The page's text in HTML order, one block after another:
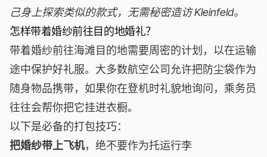
己身上探索类似的款式，无需秘密造访 Kleinfeld。
怎样带着婚纱前往目的地婚礼？
带着婚纱前往海滩目的地需要周密的计划，以在运输
途中保护好礼服。大多数航空公司允许把防尘袋作为
随身物品携带，如果你在登机时礼貌地询问，乘务员
往往会帮你把它挂进衣橱。
以下是必备的打包技巧：
把婚纱带上飞机，绝不要作为托运行李